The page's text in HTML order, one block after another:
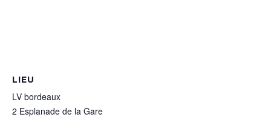
LIEU
LV bordeaux
2 Esplanade de la Gare